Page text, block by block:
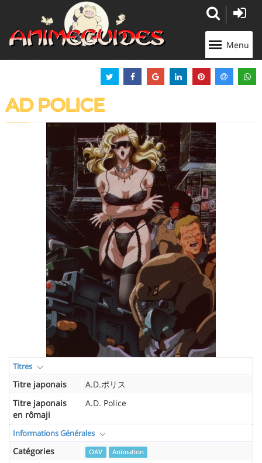
Menu
AD POLICE
Titres
Titre japonais
A.D.ポリス
Titre japonais
en rômaji
A.D. Police
Informations Générales
Catégories OAV Animation
Panneau de gestion des cookies